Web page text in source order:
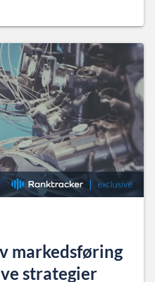
markedsføring
strategier